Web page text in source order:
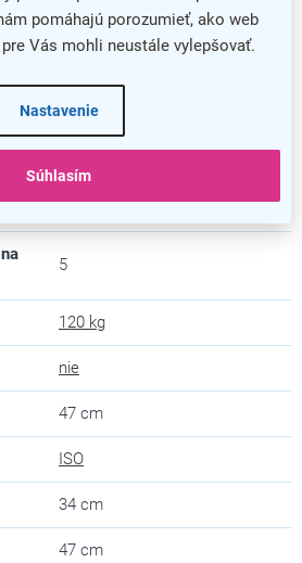
pomáhajú porozumieť, ako web
Vás mohli neustále vylepšovať.
Nastavenie
Súhlasím
81 cm
43 cm
plast
5
120 kg
nie
47 cm
ISO
34 cm
47 cm